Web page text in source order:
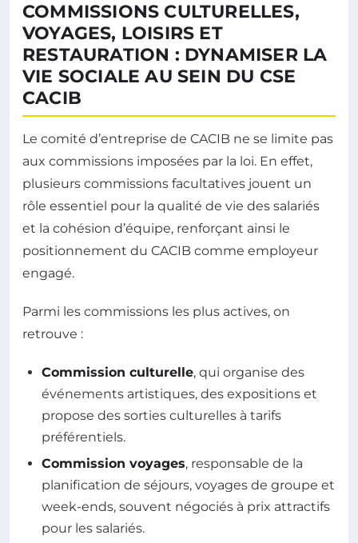
COMMISSIONS CULTURELLES,
VOYAGES, LOISIRS ET
RESTAURATION : DYNAMISER LA
VIE SOCIALE AU SEIN DU CSE
CACIB
Le comité d’entreprise de CACIB ne se limite pas
aux commissions imposées par la loi. En effet,
plusieurs commissions facultatives jouent un
rôle essentiel pour la qualité de vie des salariés
et la cohésion d’équipe, renforçant ainsi le
positionnement du CACIB comme employeur
engagé.
Parmi les commissions les plus actives, on
retrouve :
Commission culturelle, qui organise des
événements artistiques, des expositions et
propose des sorties culturelles à tarifs
préférentiels.
Commission voyages, responsable de la
planification de séjours, voyages de groupe et
week-ends, souvent négociés à prix attractifs
pour les salariés.